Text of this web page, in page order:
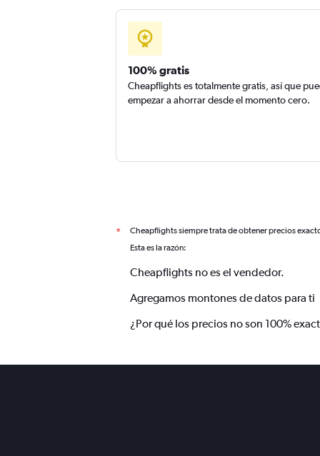
100% gratis
Cheapflights es totalmente gratis, así que
empezar a ahorrar desde el momento cero.
* Cheapflights siempre trata de obtener precios
Esta es la razón:
Cheapflights no es el vendedor.
Agregamos montones de datos para ti
¿Por qué los precios no son 100%